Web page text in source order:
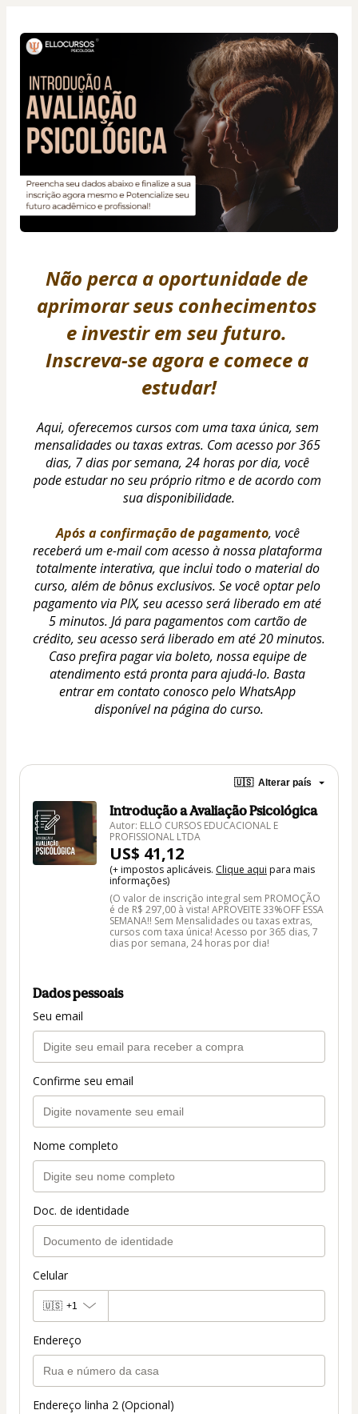
Não perca a oportunidade de
aprimorar seus conhecimentos
e investir em seu futuro.
Inscreva-se agora e comece a
estudar!
Aqui, oferecemos cursos com uma taxa única, sem
mensalidades ou taxas extras. Com acesso por 365
dias, 7 dias por semana, 24 horas por dia, você
pode estudar no seu próprio ritmo e de acordo com
sua disponibilidade.
Após a confirmação de pagamento, você
receberá um e-mail com acesso à nossa plataforma
totalmente interativa, que inclui todo o material do
curso, além de bônus exclusivos. Se você optar pelo
pagamento via PIX, seu acesso será liberado em até
5 minutos. Já para pagamentos com cartão de
crédito, seu acesso será liberado em até 20 minutos.
Caso prefira pagar via boleto, nossa equipe de
atendimento está pronta para ajudá-lo. Basta
entrar em contato conosco pelo WhatsApp
disponível na página do curso.
🇺🇸 Alterar país
Introdução a Avaliação Psicológica
Autor: ELLO CURSOS EDUCACIONAL E
PROFISSIONAL LTDA
US$ 41,12
(+ impostos aplicáveis. Clique aqui para mais
informações)
(O valor de inscrição integral sem PROMOÇÃO
é de R$ 297,00 à vista! APROVEITE 33%OFF ESSA
SEMANA!! Sem Mensalidades ou taxas extras,
cursos com taxa única! Acesso por 365 dias, 7
dias por semana, 24 horas por dia!
Dados pessoais
Seu email
Confirme seu email
Nome completo
Doc. de identidade
Celular
🇺🇸 +1
Endereço
Endereço linha 2 (Opcional)